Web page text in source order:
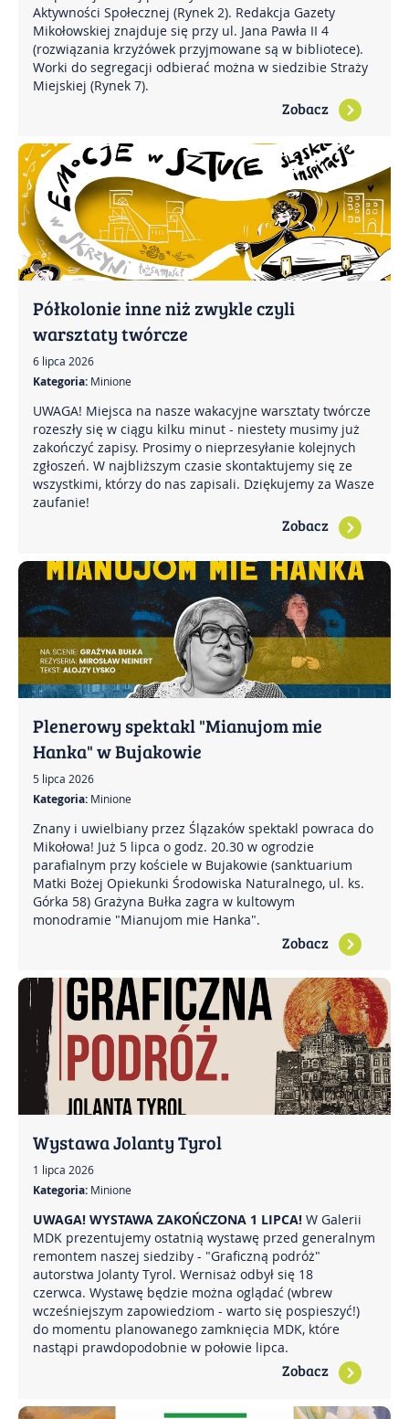
Aktywności Społecznej (Rynek 2). Redakcja Gazety
Mikołowskiej znajduje się przy ul. Jana Pawła II 4
(rozwiązania krzyżówek przyjmowane są w bibliotece).
Worki do segregacji odbierać można w siedzibie Straży
Miejskiej (Rynek 7).
Zobacz
Półkolonie inne niż zwykle czyli
warsztaty twórcze
6 lipca 2026
Kategoria: Minione
UWAGA! Miejsca na nasze wakacyjne warsztaty twórcze
rozeszły się w ciągu kilku minut - niestety musimy już
zakończyć zapisy. Prosimy o nieprzesyłanie kolejnych
zgłoszeń. W najbliższym czasie skontaktujemy się ze
wszystkimi, którzy do nas zapisali. Dziękujemy za Wasze
zaufanie!
Zobacz
Plenerowy spektakl "Mianujom mie
Hanka" w Bujakowie
5 lipca 2026
Kategoria: Minione
Znany i uwielbiany przez Ślązaków spektakl powraca do
Mikołowa! Już 5 lipca o godz. 20.30 w ogrodzie
parafialnym przy kościele w Bujakowie (sanktuarium
Matki Bożej Opiekunki Środowiska Naturalnego, ul. ks.
Górka 58) Grażyna Bułka zagra w kultowym
monodramie "Mianujom mie Hanka".
Zobacz
Wystawa Jolanty Tyrol
1 lipca 2026
Kategoria: Minione
UWAGA! WYSTAWA ZAKOŃCZONA 1 LIPCA! W Galerii
MDK prezentujemy ostatnią wystawę przed generalnym
remontem naszej siedziby - "Graficzną podróż"
autorstwa Jolanty Tyrol. Wernisaż odbył się 18
czerwca. Wystawę będzie można oglądać (wbrew
wcześniejszym zapowiedziom - warto się pospieszyć!)
do momentu planowanego zamknięcia MDK, które
nastąpi prawdopodobnie w połowie lipca.
Zobacz